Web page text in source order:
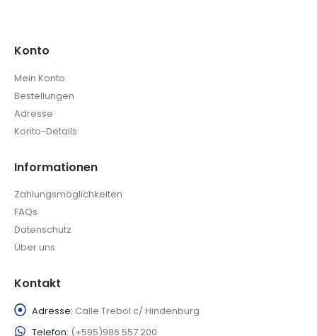
Konto
Mein Konto
Bestellungen
Adresse
Konto-Details
Informationen
Zahlungsmöglichkeiten
FAQs
Datenschutz
Über uns
Kontakt
Adresse: Calle Trebol c/ Hindenburg
Telefon: (+595)986 557 200